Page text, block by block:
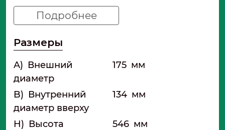
проверенного поставщика.
Подробнее
Размеры
A) Внешний
диаметр
175 мм
B) Внутренний
диаметр вверху
134 мм
H) Высота 546 мм